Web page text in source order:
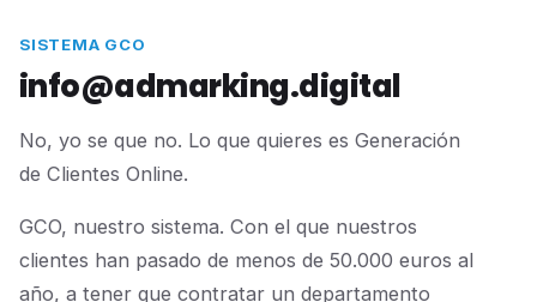
SISTEMA GCO
info@admarking.digital
No, yo se que no. Lo que quieres es Generación
de Clientes Online.
GCO, nuestro sistema. Con el que nuestros
clientes han pasado de menos de 50.000 euros al
año, a tener que contratar un departamento